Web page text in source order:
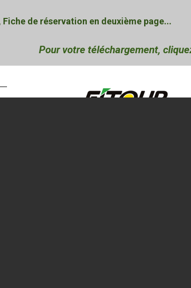
de réservation en deuxième page...
Pour votre téléchargement,